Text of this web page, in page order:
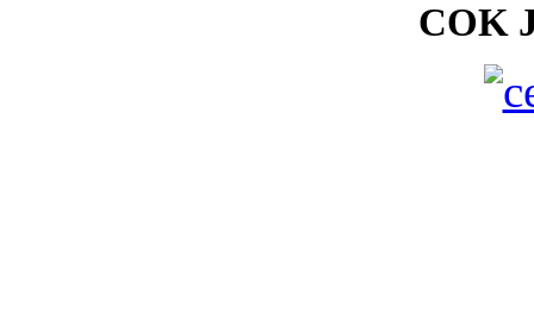
COK